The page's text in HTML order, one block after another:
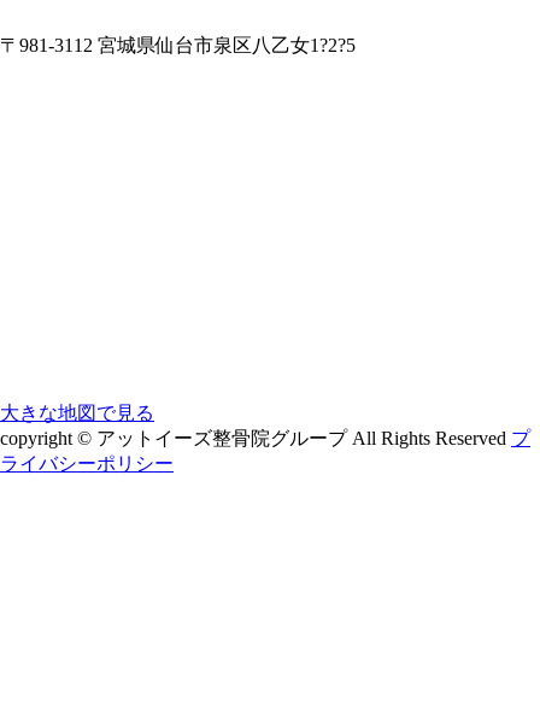
〒981-3112 宮城県仙台市泉区八乙女1?2?5
大きな地図で見る
copyright © アットイーズ整骨院グループ All Rights Reserved プ
ライバシーポリシー